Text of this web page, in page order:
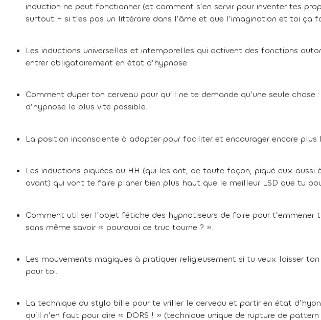
induction ne peut fonctionner (et comment s’en servir pour inventer tes
surtout – si t’es pas un littéraire dans l’âme et que l’imagination et toi ça
Les inductions universelles et intemporelles qui activent des fonctions
entrer obligatoirement en état d’hypnose.
Comment duper ton cerveau pour qu’il ne te demande qu’une seule chose
d’hypnose le plus vite possible.
La position inconsciente à adopter pour faciliter et encourager encore plus
Les inductions piquées au HH (qui les ont, de toute façon, piqué eux
avant) qui vont te faire planer bien plus haut que le meilleur LSD que tu
Comment utiliser l’objet fétiche des hypnotiseurs de foire pour t’emmener
sans même savoir « pourquoi ce truc tourne ? ».
Les mouvements magiques à pratiquer religieusement si tu veux laisser
pour toi.
La technique du stylo bille pour te vriller le cerveau et partir en état
qu’il n’en faut pour dire « DORS ! » (technique unique de rupture de